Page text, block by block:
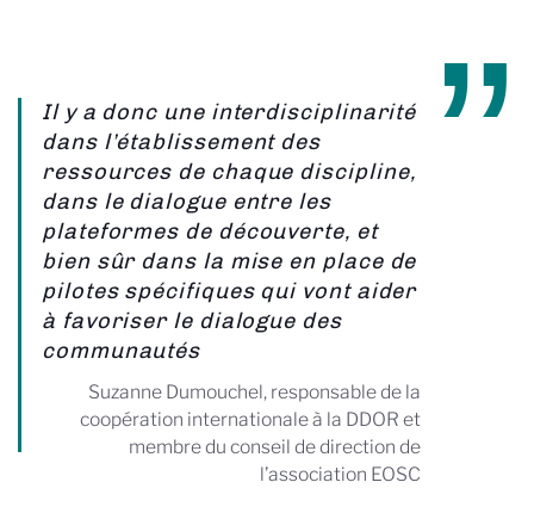
Il y a donc une interdisciplinarité
dans l’établissement des
ressources de chaque discipline,
dans le dialogue entre les
plateformes de découverte, et
bien sûr dans la mise en place de
pilotes spécifiques qui vont aider
à favoriser le dialogue des
communautés
Suzanne Dumouchel, responsable de la
coopération internationale à la DDOR et
membre du conseil de direction de
l’association EOSC